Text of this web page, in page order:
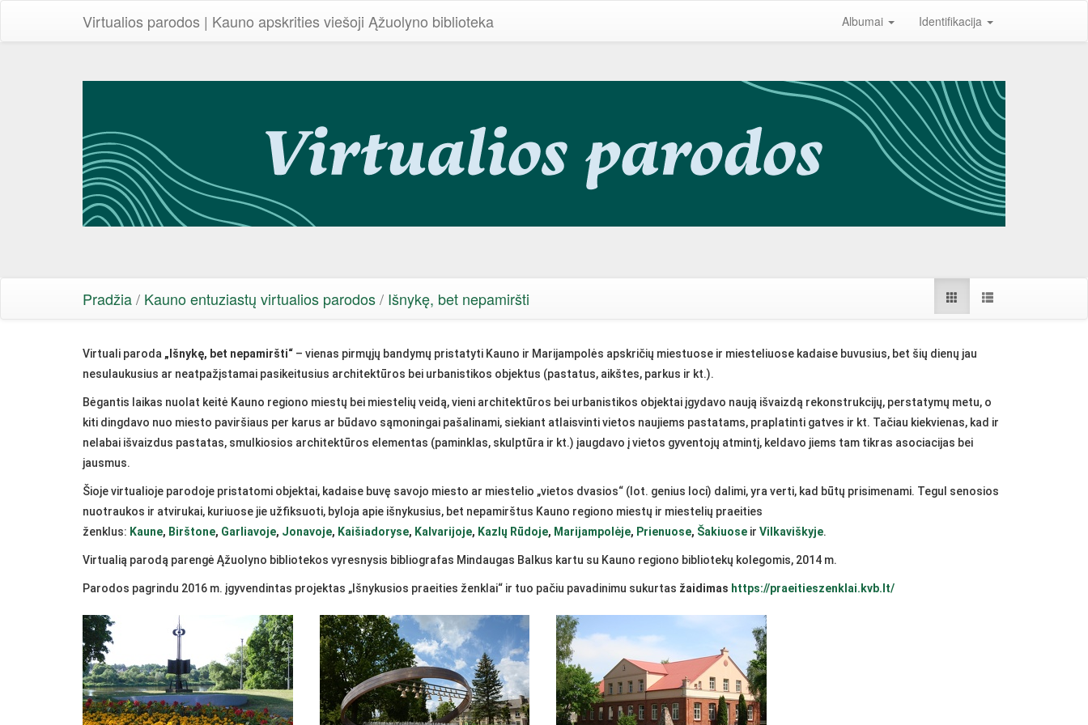
Virtualios parodos | Kauno apskrities viešoji Ąžuolyno biblioteka Albumai Identifikacija
Pradžia/ Kauno entuziastų virtualios parodos/ Išnykę, bet nepamiršti
Virtuali paroda „Išnykę, bet nepamiršti“ – vienas pirmųjų bandymų pristatyti Kauno ir Marijampolės apskričių miestuose ir miesteliuose kadaise buvusius, bet šių dienų jau
nesulaukusius ar neatpažįstamai pasikeitusius architektūros bei urbanistikos objektus (pastatus, aikštes, parkus ir kt.).
Bėgantis laikas nuolat keitė Kauno regiono miestų bei miestelių veidą, vieni architektūros bei urbanistikos objektai įgydavo naują išvaizdą rekonstrukcijų, perstatymų metu, o
kiti dingdavo nuo miesto paviršiaus per karus ar būdavo sąmoningai pašalinami, siekiant atlaisvinti vietos naujiems pastatams, praplatinti gatves ir kt. Tačiau kiekvienas, kad ir
nelabai išvaizdus pastatas, smulkiosios architektūros elementas (paminklas, skulptūra ir kt.) įaugdavo į vietos gyventojų atmintį, keldavo jiems tam tikras asociacijas bei
jausmus.
Šioje virtualioje parodoje pristatomi objektai, kadaise buvę savojo miesto ar miestelio „vietos dvasios“ (lot. genius loci) dalimi, yra verti, kad būtų prisimenami. Tegul senosios
nuotraukos ir atvirukai, kuriuose jie užfiksuoti, byloja apie išnykusius, bet nepamirštus Kauno regiono miestų ir miestelių praeities
ženklus: Kaune, Birštone, Garliavoje, Jonavoje, Kaišiadoryse, Kalvarijoje, Kazlų Rūdoje, Marijampolėje, Prienuose, Šakiuose ir Vilkaviškyje.
Virtualią parodą parengė Ąžuolyno bibliotekos vyresnysis bibliografas Mindaugas Balkus kartu su Kauno regiono bibliotekų kolegomis, 2014 m.
Parodos pagrindu 2016 m. įgyvendintas projektas „Išnykusios praeities ženklai“ ir tuo pačiu pavadinimu sukurtas žaidimas https://praeitieszenklai.kvb.lt/